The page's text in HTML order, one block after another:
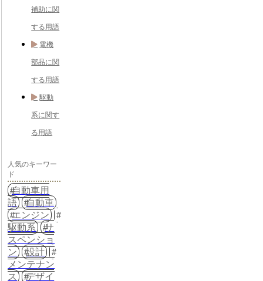
補助に関
する用語
電機
部品に関
する用語
駆動
系に関す
る用語
人気のキーワー
ド
自動車用
語
自動車
エンジン
駆動系
サ
スペンショ
ン
設計
メンテナン
ス
デザイ